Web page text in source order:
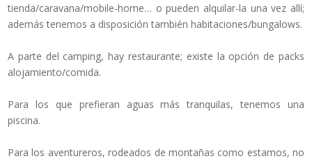
tienda/caravana/mobile-home… o pueden alquilar-la una vez allí;
además tenemos a disposición también habitaciones/bungalows.
A parte del camping, hay restaurante; existe la opción de packs
alojamiento/comida.
Para los que prefieran aguas más tranquilas, tenemos una
piscina.
Para los aventureros, rodeados de montañas como estamos, no